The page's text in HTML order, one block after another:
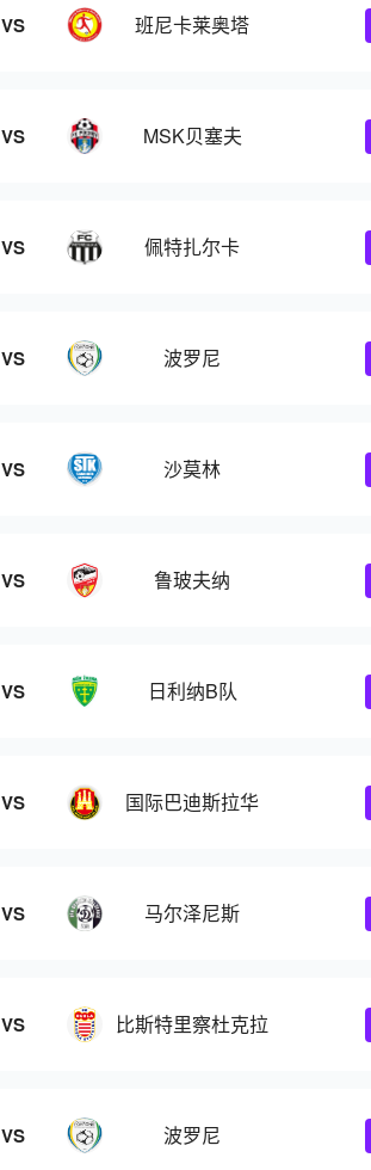
VS 班尼卡莱奥塔
VS MSK贝塞夫
VS 佩特扎尔卡
VS 波罗尼
VS 沙莫林
VS 鲁玻夫纳
VS 日利纳B队
VS 国际巴迪斯拉华
VS 马尔泽尼斯
VS 比斯特里察杜克拉
VS 波罗尼